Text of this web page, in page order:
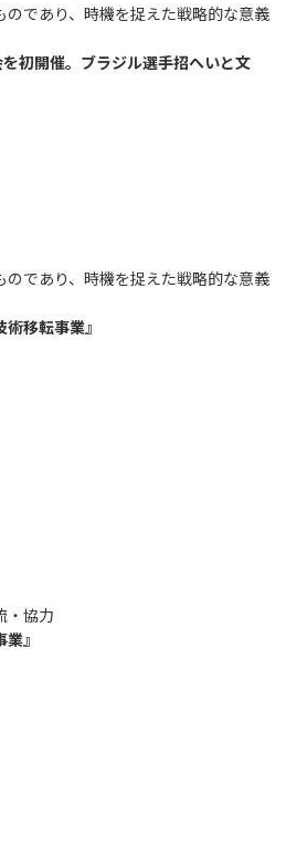
であり、時機を捉えた戦略的な意義
初開催。ブラジル選手招へいと文
であり、時機を捉えた戦略的な意義
移転事業』
・協力
』